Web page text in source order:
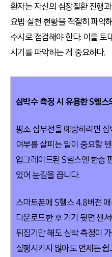
환자는 자신의 심장질환 진행
요법 실천 현황을 적절히 파악
수시로 점검해야 한다. 이를 토
시기를 파악하는 게 중요하다.
심박수 측정 시 유용한 S헬스
평소 심부전을 예방하려면
여부를 살피는 일이 중요할
업그레이드된 S헬스엔 한층
있어 눈길을 끕니다.
스마트폰에 S헬스 4.8버전 애
다운로드한 후 기기 뒷면 센
뒤집기만 해도 심박 측정이
실행시키지 않아도 언제든